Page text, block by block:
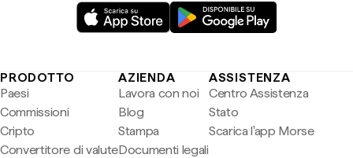
PRODOTTO
Paesi
Commissioni
Cripto
Convertitore di valute
AZIENDA
Lavora con noi
Blog
Stampa
Documenti legali
ASSISTENZA
Centro Assistenza
Stato
Scarica l'app Morse